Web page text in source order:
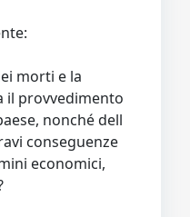
morti e la
il provvedimento
nonché dell
conseguenze
economici,